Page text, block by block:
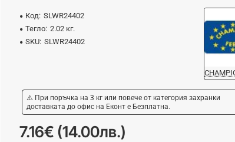
Код: SLWR24402
Тегло: 2.02 кг.
SKU: SLWR24402
⚠️ При поръчка на 3 кг или повече от категория захранки
доставката до офис на Еконт е Безплатна.
7.16€ (14.00лв.)